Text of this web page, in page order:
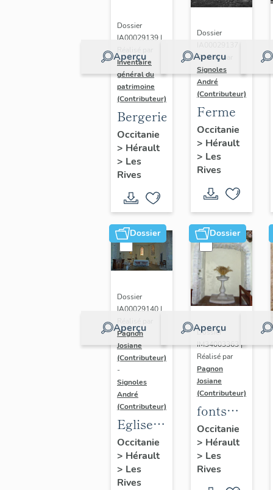
Aperçu
Dossier
IA00029139 |
Inventaire
général du
patrimoine
(Contributeur)
Bergerie
Occitanie
> Hérault
> Les
Rives
Aperçu
Dossier
Réalisé par
Signoles
André
(Contributeur)
Ferme
Occitanie
> Hérault
> Les
Rives
Dossier
Aperçu
Dossier
IA00029140 |
Pagnon
Josiane
(Contributeur)
-
Signoles
André
(Contributeur)
Eglise
paroissiale
Saint-
Sauveur
Occitanie
> Hérault
> Les
Rives
Dossier
Aperçu
Dossier
IM34003363 |
Réalisé par
Pagnon
Josiane
(Contributeur)
fonts
baptismaux
Occitanie
> Hérault
> Les
Rives